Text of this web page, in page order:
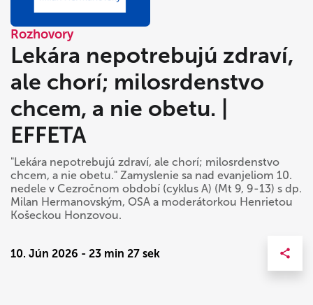
Rozhovory
Lekára nepotrebujú zdraví,
ale chorí; milosrdenstvo
chcem, a nie obetu. |
EFFETA
"Lekára nepotrebujú zdraví, ale chorí; milosrdenstvo
chcem, a nie obetu." Zamyslenie sa nad evanjeliom 10.
nedele v Cezročnom období (cyklus A) (Mt 9, 9-13) s dp.
Milan Hermanovským, OSA a moderátorkou Henrietou
Košeckou Honzovou.
10. Jún 2026 - 23 min 27 sek